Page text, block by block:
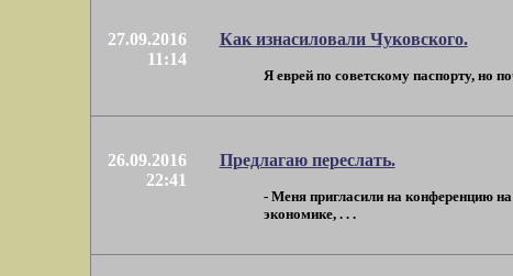
27.09.2016
11:14
Как изнасиловали Чуковского.
Я еврей по советскому паспорту, но
26.09.2016
22:41
Предлагаю переслать.
- Меня пригласили на конференцию
экономике, . . .